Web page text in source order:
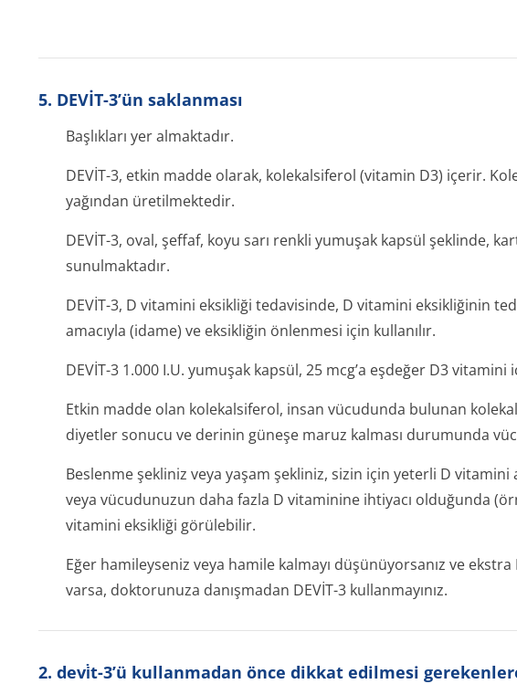
5. DEVİT-3’ün saklanması
Başlıkları yer almaktadır.
DEVİT-3, etkin madde olarak, kolekalsiferol (vitamin D3) içerir.
yağından üretilmektedir.
DEVİT-3, oval, şeffaf, koyu sarı renkli yumuşak kapsül şeklinde,
sunulmaktadır.
DEVİT-3, D vitamini eksikliği tedavisinde, D vitamini eksikliğinin
amacıyla (idame) ve eksikliğin önlenmesi için kullanılır.
DEVİT-3 1.000 I.U. yumuşak kapsül, 25 mcg’a eşdeğer D3
Etkin madde olan kolekalsiferol, insan vücudunda bulunan
diyetler sonucu ve derinin güneşe maruz kalması durumunda
Beslenme şekliniz veya yaşam şekliniz, sizin için yeterli D vitamini
veya vücudunuzun daha fazla D vitaminine ihtiyacı olduğunda
vitamini eksikliği görülebilir.
Eğer hamileyseniz veya hamile kalmayı düşünüyorsanız ve ekstra
varsa, doktorunuza danışmadan DEVİT-3 kullanmayınız.
2. devi̇t-3’ü kullanmadan önce dikkat edilmesi